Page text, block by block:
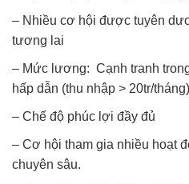
– Nhiều cơ hội được tuyên
tương lai
– Mức lương: Cạnh tranh
hấp dẫn (thu nhập > 20tr/tháng)
– Chế độ phúc lợi đầy đủ
– Cơ hội tham gia nhiều hoạt
chuyên sâu.